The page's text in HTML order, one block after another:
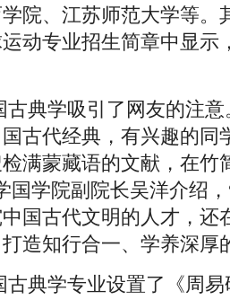
院、江苏师范大学等。
动专业招生简章中显示
古典学吸引了网友的注
古代经典，有兴趣的同
满蒙藏语的文献，在竹
国学院副院长吴洋介绍
国古代文明的人才，还
造知行合一、学养深厚
古典学专业设置了《周